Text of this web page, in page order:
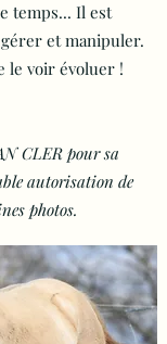
temps... Il est
et manipuler.
le voir évoluer !
CLER pour sa
autorisation de
photos.